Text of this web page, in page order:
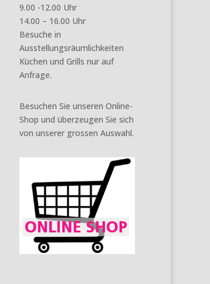
9.00 -12.00 Uhr
14.00 – 16.00 Uhr
Besuche in
Ausstellungsräumlichkeiten
Küchen und Grills nur auf
Anfrage.
Besuchen Sie unseren Online-
Shop und überzeugen Sie sich
von unserer grossen Auswahl.